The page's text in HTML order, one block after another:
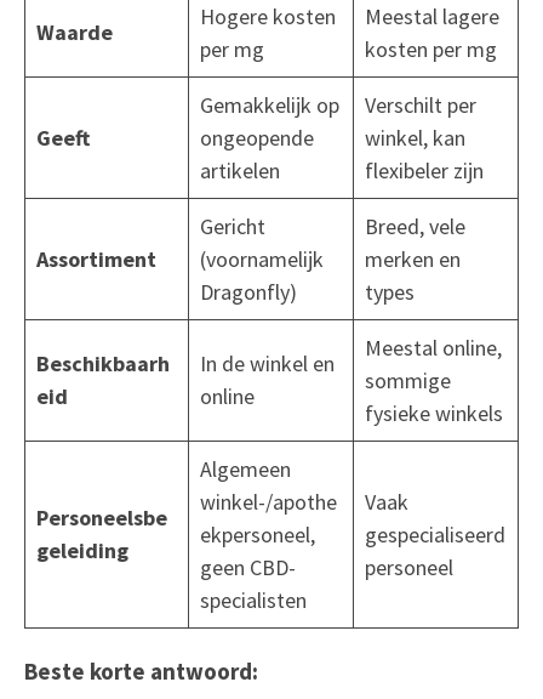
Waarde
Hogere kosten
per mg
Meestal lagere
kosten per mg
Geeft
Gemakkelijk op
ongeopende
artikelen
Verschilt per
winkel, kan
flexibeler zijn
Assortiment
Gericht
(voornamelijk
Dragonfly)
Breed, vele
merken en
types
Beschikbaarh
eid
In de winkel en
online
Meestal online,
sommige
fysieke winkels
Personeelsbe
geleiding
Algemeen
winkel-/apothe
ekpersoneel,
geen CBD-
specialisten
Vaak
gespecialiseerd
personeel
Beste korte antwoord: